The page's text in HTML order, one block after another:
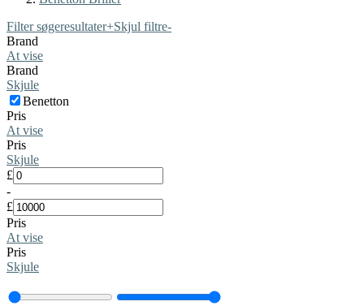
Filter søgeresultater+Skjul filtre-
Brand
At vise
Brand
Skjule
Benetton
Pris
At vise
Pris
Skjule
£
-
£
Pris
At vise
Pris
Skjule